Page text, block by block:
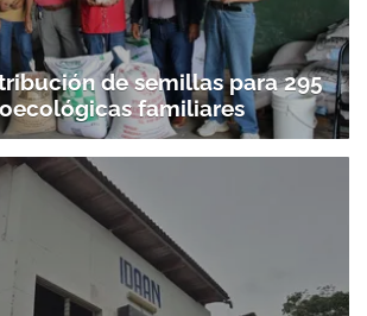
de semillas para 295
familiares